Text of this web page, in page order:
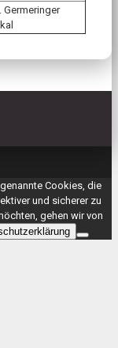
Germeringer
Cookies, die
und sicherer zu
gehen wir von